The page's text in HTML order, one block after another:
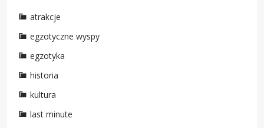
atrakcje
egzotyczne wyspy
egzotyka
historia
kultura
last minute